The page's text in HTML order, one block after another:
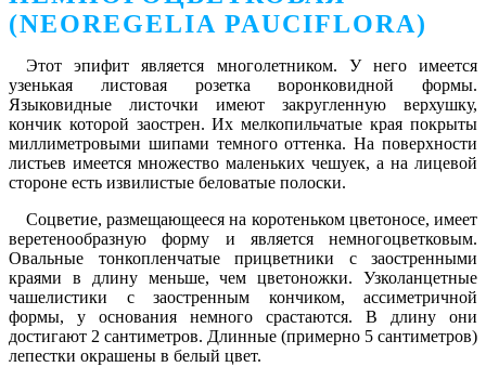
(NEOREGELIA PAUCIFLORA)
Этот эпифит является многолетником. У него имеется
узенькая листовая розетка воронковидной формы.
Языковидные листочки имеют закругленную верхушку,
кончик которой заострен. Их мелкопильчатые края покрыты
миллиметровыми шипами темного оттенка. На поверхности
листьев имеется множество маленьких чешуек, а на лицевой
стороне есть извилистые беловатые полоски.
Соцветие, размещающееся на коротеньком цветоносе, имеет
веретенообразную форму и является немногоцветковым.
Овальные тонкопленчатые прицветники с заостренными
краями в длину меньше, чем цветоножки. Узколанцетные
чашелистики с заостренным кончиком, ассиметричной
формы, у основания немного срастаются. В длину они
достигают 2 сантиметров. Длинные (примерно 5 сантиметров)
лепестки окрашены в белый цвет.